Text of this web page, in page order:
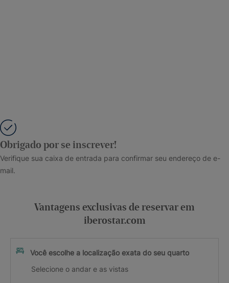
Obrigado por se inscrever!
Verifique sua caixa de entrada para confirmar seu endereço de e-
mail.
Vantagens exclusivas de reservar em
iberostar.com
Você escolhe a localização exata do seu quarto
Selecione o andar e as vistas